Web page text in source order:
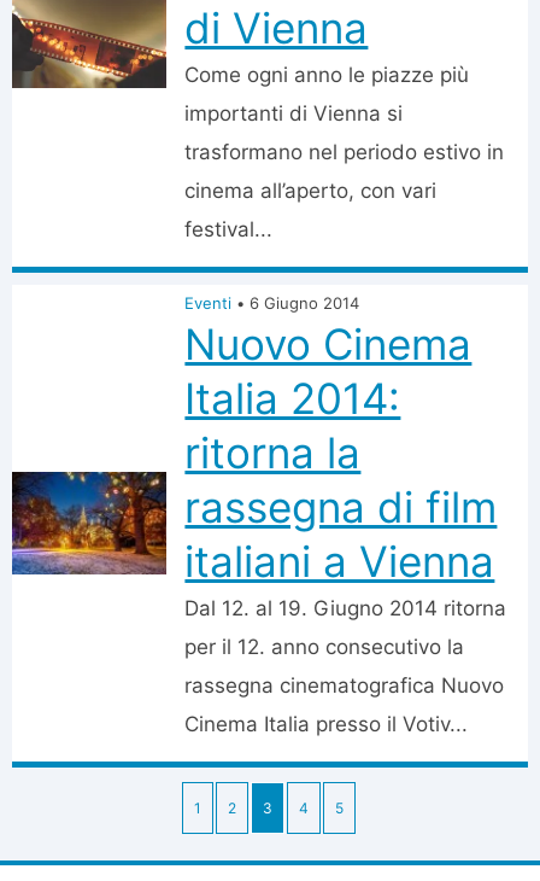
di Vienna
Come ogni anno le piazze più
importanti di Vienna si
trasformano nel periodo estivo in
cinema all’aperto, con vari
festival...
Eventi • 6 Giugno 2014
Nuovo Cinema
Italia 2014:
ritorna la
rassegna di film
italiani a Vienna
Dal 12. al 19. Giugno 2014 ritorna
per il 12. anno consecutivo la
rassegna cinematografica Nuovo
Cinema Italia presso il Votiv...
1 2 3 4 5